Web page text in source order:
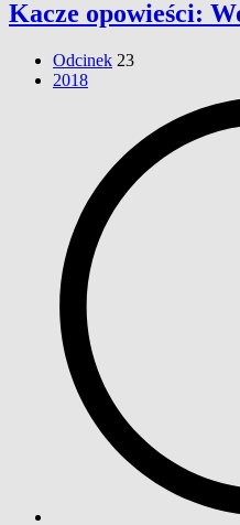
Kacze opowieści:
Odcinek 23
2018